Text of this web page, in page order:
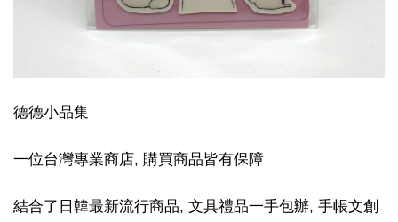
德德小品集
一位台灣專業商店, 購買商品皆有保障
結合了日韓最新流行商品, 文具禮品一手包辦, 手帳文創